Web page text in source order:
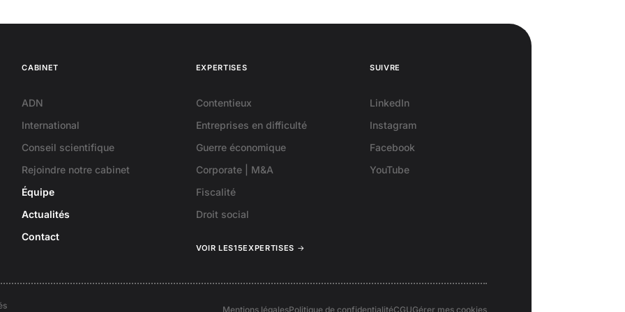
CABINET
ADN
International
Conseil scientifique
Rejoindre notre cabinet
Équipe
Actualités
Contact
EXPERTISES
Contentieux
Entreprises en difficulté
Guerre économique
Corporate | M&A
Fiscalité
Droit social
VOIR LES15EXPERTISES →
SUIVRE
LinkedIn
Instagram
Facebook
YouTube
Mentions légalesPolitique de confidentialitéCGUGérer mes cookies